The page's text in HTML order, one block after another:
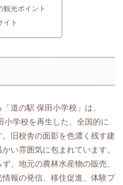
観光ポイント
イト
道の駅 保田小学校」は、
小学校を再生した、全国的に
旧校舎の面影を色濃く残す建
い雰囲気に包まれています。
、地元の農林水産物の販売、
報の発信、移住促進、体験プ